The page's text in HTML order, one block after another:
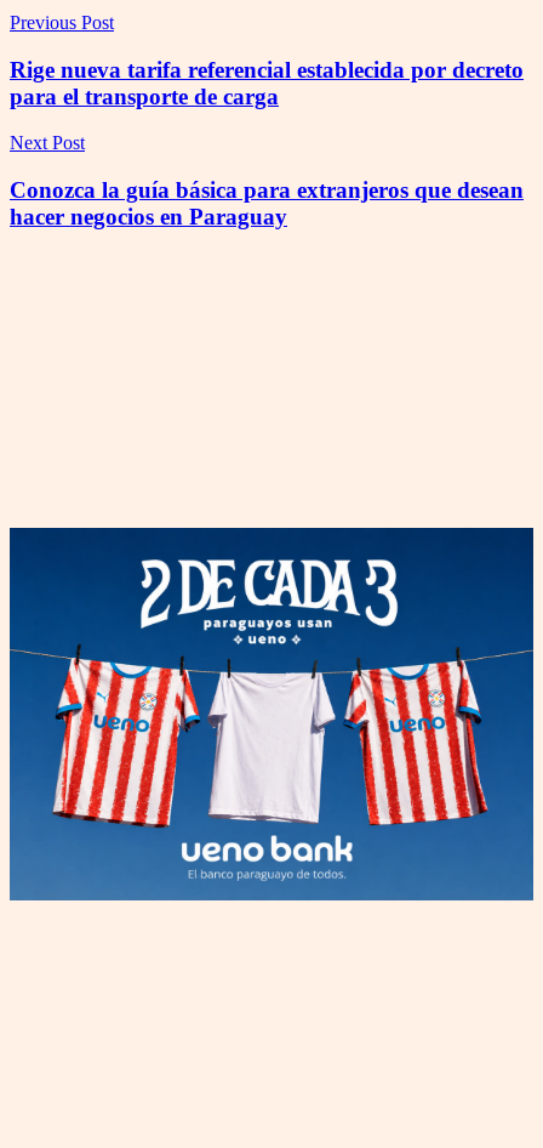
Previous Post
Rige nueva tarifa referencial establecida por decreto
para el transporte de carga
Next Post
Conozca la guía básica para extranjeros que desean
hacer negocios en Paraguay